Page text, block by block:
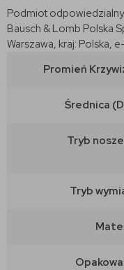
Podmiot
Bausch & Lomb Polska
Warszawa, kraj: Polska,
Promień
Średnica
Tryb
Tryb